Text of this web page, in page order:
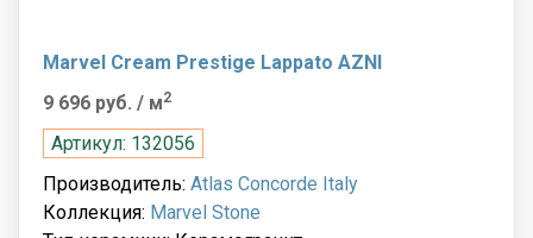
Marvel Cream Prestige Lappato AZNI
9 696 руб. / м2
Артикул: 132056
Производитель: Atlas Concorde Italy
Коллекция: Marvel Stone